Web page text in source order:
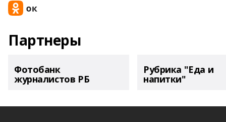
Партнеры
Фотобанк
журналистов РБ
Рубрика "Еда и
напитки"